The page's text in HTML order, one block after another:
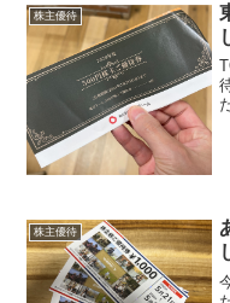
株主優待
株主優待